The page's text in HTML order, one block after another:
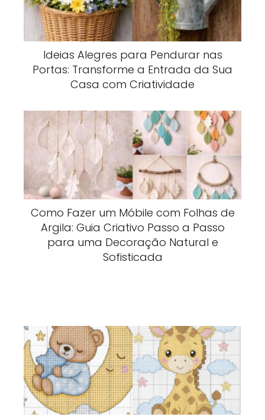
Ideias Alegres para Pendurar nas
Portas: Transforme a Entrada da Sua
Casa com Criatividade
Como Fazer um Móbile com Folhas de
Argila: Guia Criativo Passo a Passo
para uma Decoração Natural e
Sofisticada